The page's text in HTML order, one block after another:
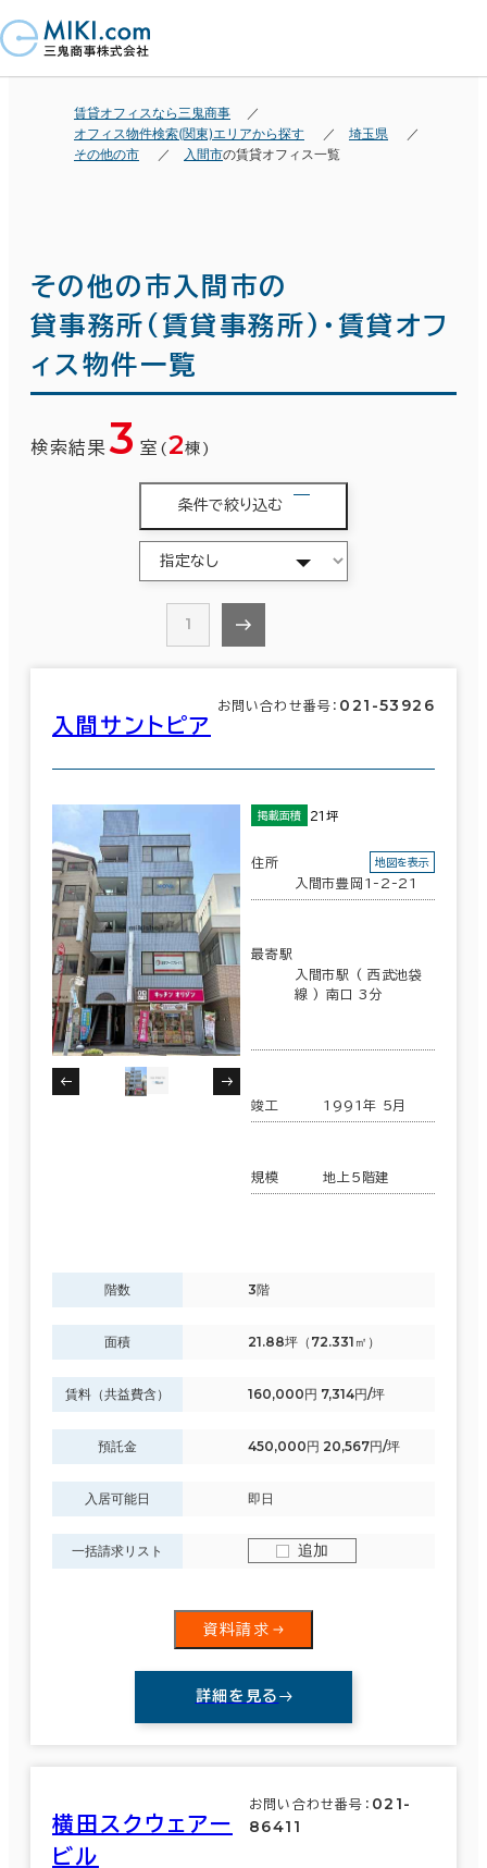
賃貸オフィスなら三鬼商事
オフィス物件検索(関東)エリアから探す
埼玉県
その他の市
入間市の賃貸オフィス一覧
その他の市入間市の
貸事務所(賃貸事務所)・賃貸オフ
ィス物件一覧
検索結果 3 室 ( 2棟)
条件で絞り込む
1
入間サントピア
お問い合わせ番号： 021-53926
掲載面積 21坪
住所
入間市豊岡1-2-21
地図を表示
最寄駅
入間市駅 ( 西武池袋
線 ) 南口 3分
竣工 1991年 5月
規模 地上5階建
階数 3階
面積 21.88坪（72.331㎡）
賃料（共益費含） 160,000円 7,314円/坪
預託金 450,000円 20,567円/坪
入居可能日 即日
一括請求リスト 追加
資料請求
詳細を見る
横田スクウェアー
ビル
お問い合わせ番号： 021-
86411